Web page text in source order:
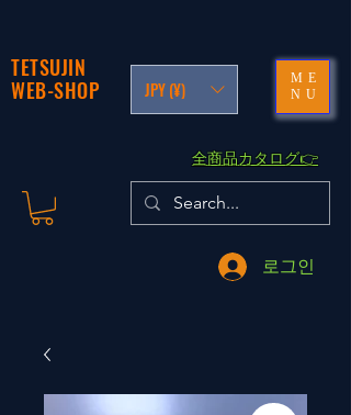
TETSUJIN
WEB-SHOP
JPY (¥)
ME
NU
​全商品カタログ👉
로그인